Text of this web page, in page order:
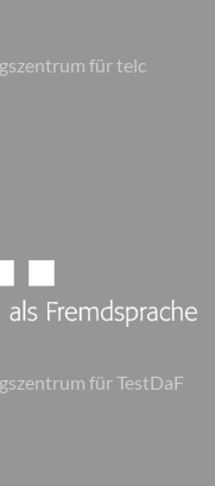
für telc
für TestDaF